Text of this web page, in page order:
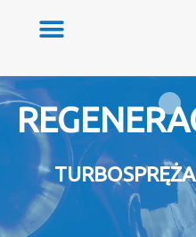
TURBOSPRĘŻAREK